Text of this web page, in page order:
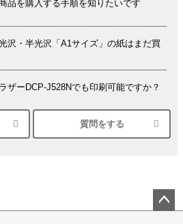
品を購入する手順を知りたいです
沢・半光沢「A1サイズ」の紙はまだ買
ザーDCP-J528Nでも印刷可能ですか？
EP-30VAで印刷するときの設定
紙が透明の商品はありますか
質問をする